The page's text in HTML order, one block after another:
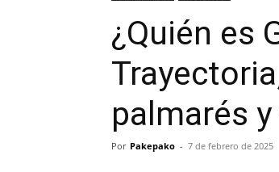
¿Quién es
palmarés
Por Pakepako - 7 de febrero de 2025